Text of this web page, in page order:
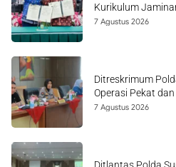
Kurikulum
7 Agustus 2026
Ditreskrimum
Operasi Pekat
7 Agustus 2026